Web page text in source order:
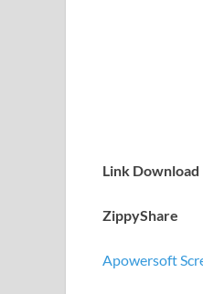
Link Download
ZippyShare
Apowersoft